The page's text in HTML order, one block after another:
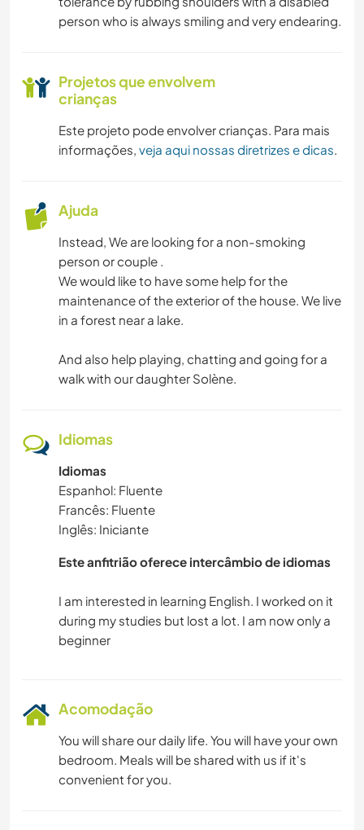
person who is always smiling and very endearing.
Projetos que envolvem
crianças
Este projeto pode envolver crianças. Para mais
informações, veja aqui nossas diretrizes e dicas.
Ajuda
Instead, We are looking for a non-smoking
person or couple .
We would like to have some help for the
maintenance of the exterior of the house. We live
in a forest near a lake.
And also help playing, chatting and going for a
walk with our daughter Solène.
Idiomas
Idiomas
Espanhol: Fluente
Francês: Fluente
Inglês: Iniciante
Este anfitrião oferece intercâmbio de idiomas
I am interested in learning English. I worked on it
during my studies but lost a lot. I am now only a
Acomodação
You will share our daily life. You will have your own
bedroom. Meals will be shared with us if it's
convenient for you.